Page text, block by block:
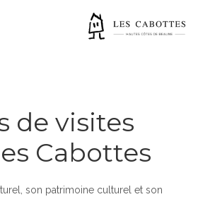
de visites
Cabottes
son patrimoine culturel et son